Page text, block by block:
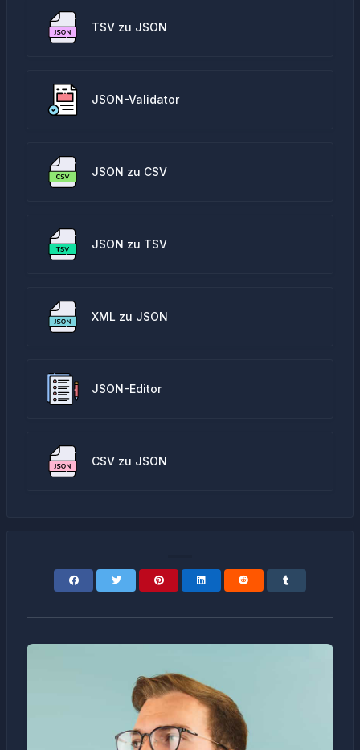
TSV zu JSON
JSON-Validator
JSON zu CSV
JSON zu TSV
XML zu JSON
JSON-Editor
CSV zu JSON